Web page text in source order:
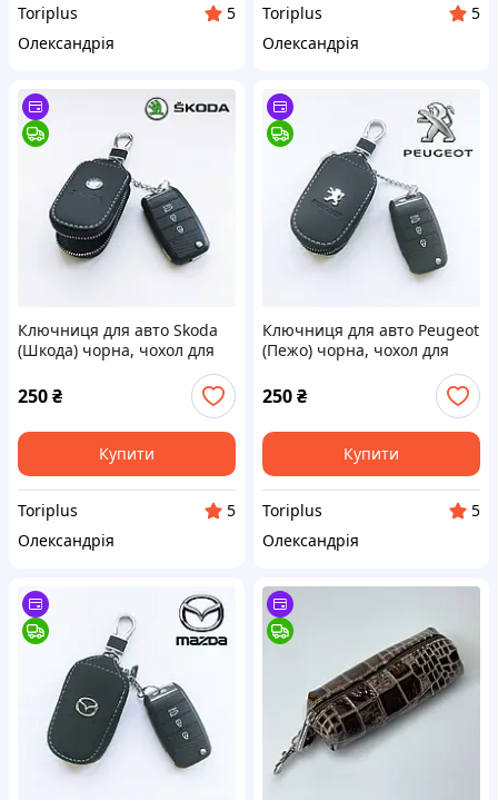
Toriplus
5
Олександрія
Toriplus
5
Олександрія
Ключниця для авто Skoda
(Шкода) чорна, чохол для
ключів на карабіні унісекс
250₴
Купити
Toriplus
5
Олександрія
Ключниця для авто Peugeot
(Пежо) чорна, чохол для
ключів на карабіні унісекс
250₴
Купити
Toriplus
5
Олександрія